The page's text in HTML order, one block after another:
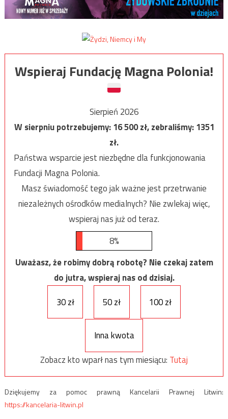
Wspieraj Fundację Magna Polonia!
Sierpień 2026
W sierpniu potrzebujemy:16 500zł, zebraliśmy:1351
zł.
Państwa wsparcie jest niezbędne dla funkcjonowania
Fundacji Magna Polonia.
Masz świadomość tego jak ważne jest przetrwanie
niezależnych ośrodków medialnych? Nie zwlekaj więc,
wspieraj nas już od teraz.
8%
Uważasz, że robimy dobrą robotę? Nie czekaj zatem
do jutra, wspieraj nas od dzisiaj.
30 zł
50 zł 100 zł
Inna kwota
Zobacz kto wparł nas tym miesiącu: Tutaj
Dziękujemy za pomoc prawną Kancelarii Prawnej Litwin:
https://kancelaria-litwin.pl